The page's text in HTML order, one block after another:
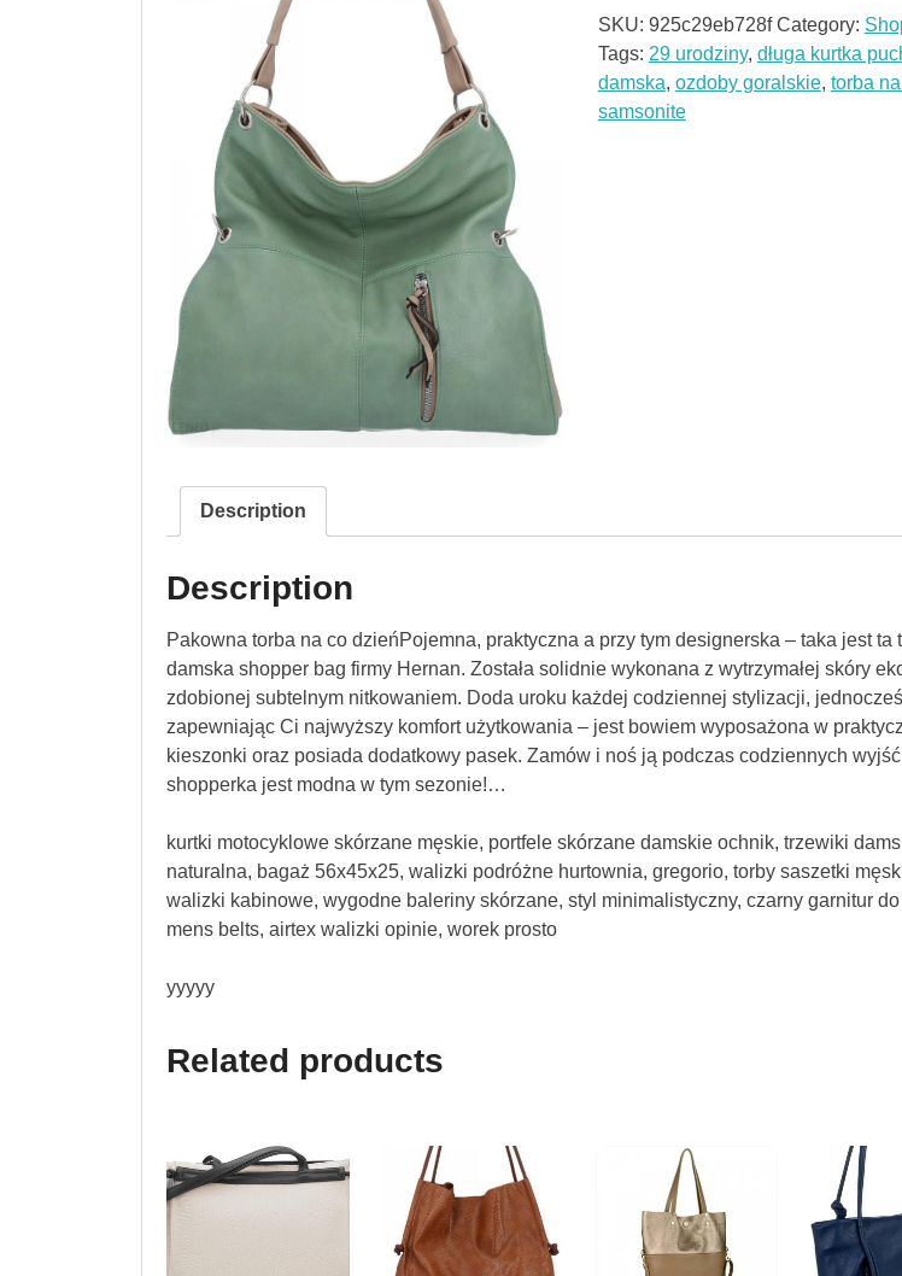
SKU: 925c29eb728f Category:
Tags: 29 urodziny, długa kurtka
damska, ozdoby goralskie, torba
samsonite
Description
Description
Pakowna torba na co dzieńPojemna, praktyczna a przy tym designerska – taka jest ta
damska shopper bag firmy Hernan. Została solidnie wykonana z wytrzymałej skóry
zdobionej subtelnym nitkowaniem. Doda uroku każdej codziennej stylizacji,
zapewniając Ci najwyższy komfort użytkowania – jest bowiem wyposażona w
kieszonki oraz posiada dodatkowy pasek. Zamów i noś ją podczas codziennych
shopperka jest modna w tym sezonie!…
kurtki motocyklowe skórzane męskie, portfele skórzane damskie ochnik, trzewiki
naturalna, bagaż 56x45x25, walizki podróżne hurtownia, gregorio, torby saszetki
walizki kabinowe, wygodne baleriny skórzane, styl minimalistyczny, czarny garnitur do
mens belts, airtex walizki opinie, worek prosto
yyyyy
Related products